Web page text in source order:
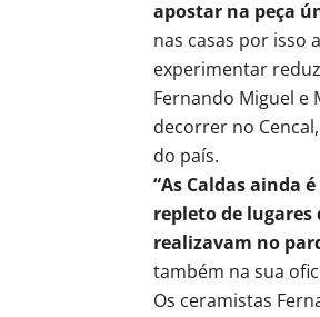
apostar na peça
nas casas por isso
experimentar
Fernando Miguel e
decorrer no
do país.
“As Caldas ainda
repleto de lugares
realizavam no
também na sua
Os ceramistas